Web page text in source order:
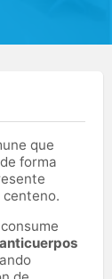
que
forma
anticuerpos